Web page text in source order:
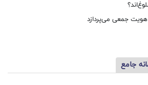
هویت جمعی می‌پردازد
جامع